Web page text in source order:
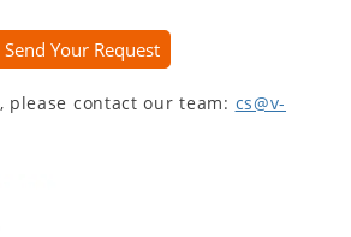
Send Your Request
please contact our team: cs@v-